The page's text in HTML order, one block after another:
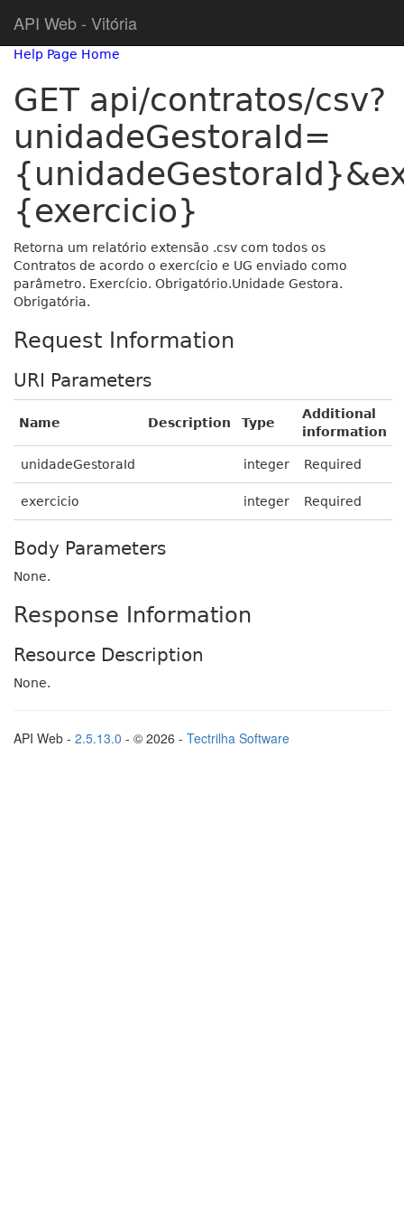
API Web - Vitória
Help Page Home
GET api/contratos/csv?
unidadeGestoraId=
{exercicio}
Retorna um relatório extensão .csv com todos os
Contratos de acordo o exercício e UG enviado como
parâmetro. Exercício. Obrigatório.Unidade Gestora.
Obrigatória.
Request Information
URI Parameters
Name Description Type
Additional
information
unidadeGestoraId integer Required
exercicio integer Required
Body Parameters
None.
Response Information
Resource Description
None.
API Web - 2.5.13.0 - © 2026 - Tectrilha Software